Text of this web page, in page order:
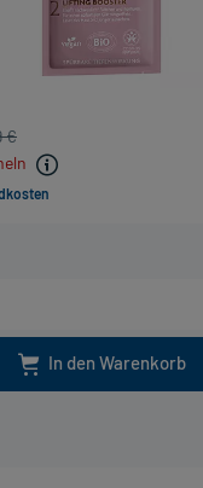
€
In den Warenkorb